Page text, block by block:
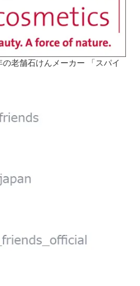
老舗石けんメーカー 「スパイ